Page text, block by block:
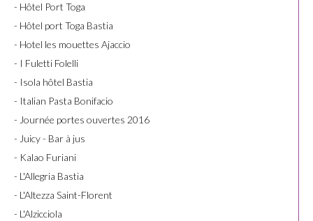
- Hôtel Port Toga
- Hôtel port Toga Bastia
- Hotel les mouettes Ajaccio
- I Fuletti Folelli
- Isola hôtel Bastia
- Italian Pasta Bonifacio
- Journée portes ouvertes 2016
- Juicy - Bar à jus
- Kalao Furiani
- L'Allegria Bastia
- L'Altezza Saint-Florent
- L'Alzicciola